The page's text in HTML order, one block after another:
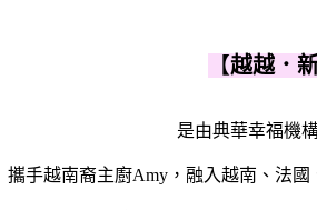
【越越．
是由典華幸福機
攜手越南裔主廚Amy，融入越南、法